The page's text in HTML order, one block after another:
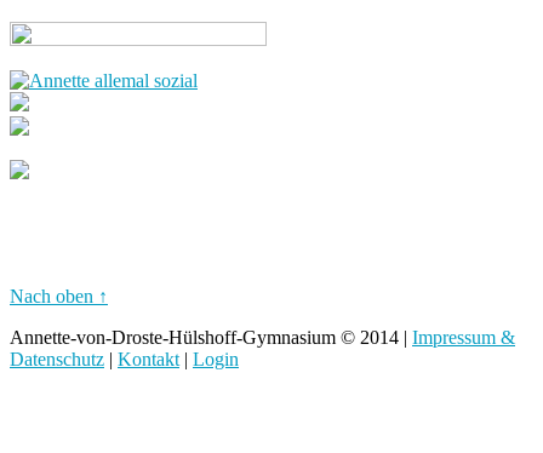
Nach oben ↑
Annette-von-Droste-Hülshoff-Gymnasium © 2014 | Impressum &
Datenschutz | Kontakt | Login